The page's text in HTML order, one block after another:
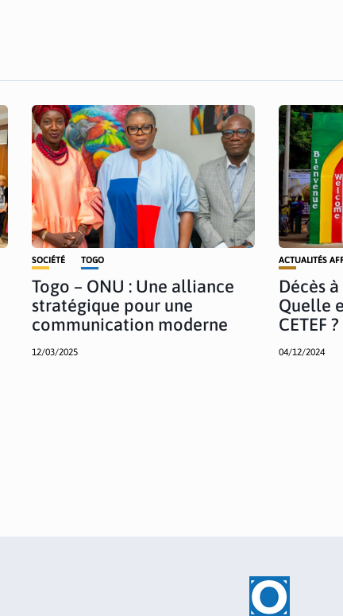
SOCIÉTÉ TOGO
Togo – ONU : Une alliance
stratégique pour une
communication moderne
12/03/2025
ACTUALITÉS
Décès
Quelle
CETEF ?
04/12/2024